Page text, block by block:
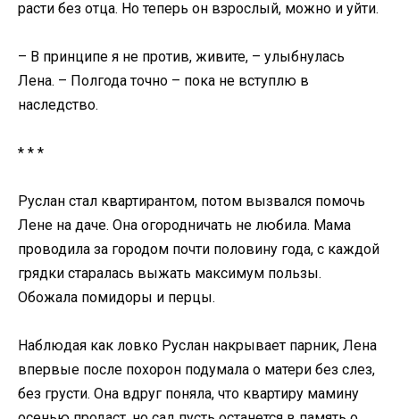
расти без отца. Но теперь он взрослый, можно и уйти.
– В принципе я не против, живите, – улыбнулась
Лена. – Полгода точно – пока не вступлю в
наследство.
* * *
Руслан стал квартирантом, потом вызвался помочь
Лене на даче. Она огородничать не любила. Мама
проводила за городом почти половину года, с каждой
грядки старалась выжать максимум пользы.
Обожала помидоры и перцы.
Наблюдая как ловко Руслан накрывает парник, Лена
впервые после похорон подумала о матери без слез,
без грусти. Она вдруг поняла, что квартиру мамину